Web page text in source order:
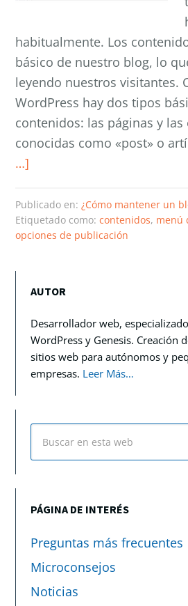
habitualmente. Los
básico de nuestro blog, lo
leyendo nuestros visitantes.
WordPress hay dos tipos
contenidos: las páginas y
conocidas como «post» o
…]
Publicado en:¿Cómo mantener un
Etiquetado como:contenidos, menú
opciones de publicación
AUTOR
Desarrollador web,
WordPress y Genesis. Creación
sitios web para autónomos y
empresas. Leer Más…
PÁGINA DE INTERÉS
Preguntas más frecuentes
Microconsejos
Noticias